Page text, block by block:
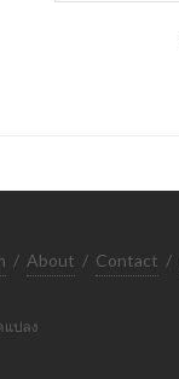
/ About / Contact /
แปลง